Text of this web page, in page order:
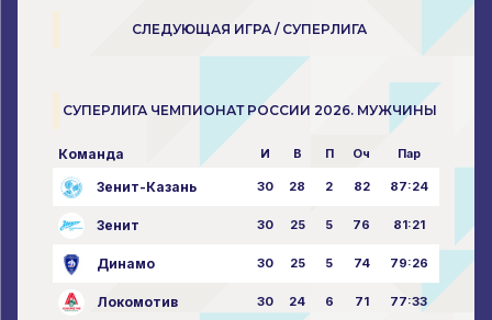
СЛЕДУЮЩАЯ ИГРА / СУПЕРЛИГА
СУПЕРЛИГА ЧЕМПИОНАТ РОССИИ 2026. МУЖЧИНЫ
Команда И В П Оч Пар
Зенит-Казань 30 28 2 82 87:24
Зенит 30 25 5 76 81:21
Динамо 30 25 5 74 79:26
Локомотив 30 24 6 71 77:33